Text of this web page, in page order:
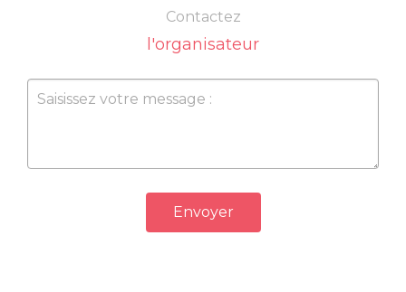
Contactez
l'organisateur
Envoyer